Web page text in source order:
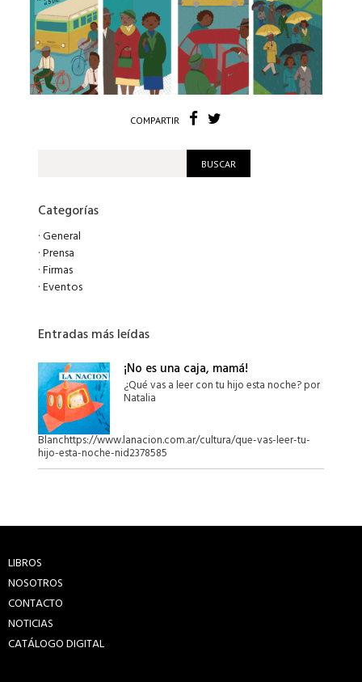
COMPARTIR
Categorías
·General
·Prensa
·Firmas
·Eventos
Entradas más leídas
¡No es una caja, mamá!
¿Qué vas a leer con tu hijo esta noche? por
Natalia
Blanchttps://www.lanacion.com.ar/cultura/que-vas-leer-tu-
hijo-esta-noche-nid2378585
LIBROS
NOSOTROS
CONTACTO
NOTICIAS
CATÁLOGO DIGITAL